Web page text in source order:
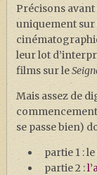
Précisons
uniquement sur
leur lot
films sur le
Mais assez de
se passe bien)
partie 1 :
partie 2 :